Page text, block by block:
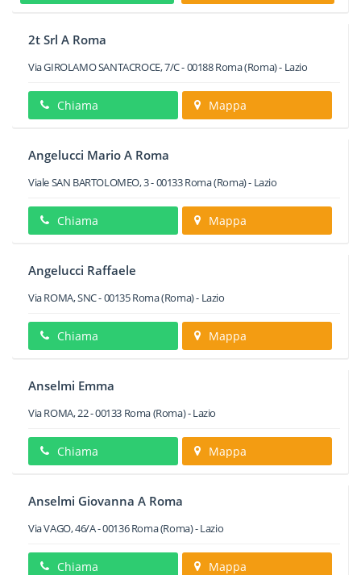
2t Srl A Roma
Via GIROLAMO SANTACROCE, 7/C-00188Roma(Roma) - Lazio
Chiama Mappa
Angelucci Mario A Roma
Viale SAN BARTOLOMEO, 3-00133Roma(Roma) - Lazio
Chiama Mappa
Angelucci Raffaele
Via ROMA, SNC-00135Roma(Roma) - Lazio
Chiama Mappa
Anselmi Emma
Via ROMA, 22-00133 Roma(Roma) -Lazio
Chiama Mappa
Anselmi Giovanna A Roma
Via VAGO, 46/A-00136 Roma(Roma) -Lazio
Chiama Mappa